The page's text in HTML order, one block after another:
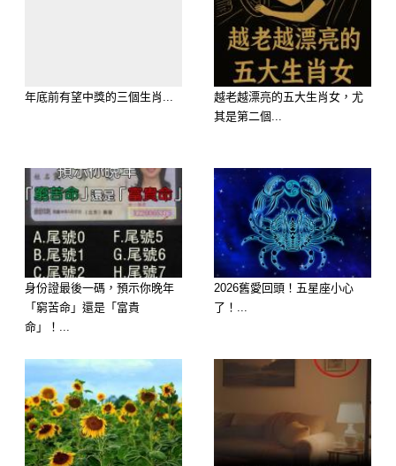
屬蛇的男人看上去比較膽小怕事，但對
於老婆來說，他們就是自己的一片天，
屬蛇男在家裡對老婆十分溫柔體貼，不
僅很勤快的幫助做家務，還能在物質方
幸福快樂。
年底前有望中獎的三個生肖...
越老越漂亮的五大生肖女，尤
其是第二個...
身份證最後一碼，預示你晚年
「窮苦命」還是「富貴
命」！...
2026舊愛回頭！五星座小心
了！...